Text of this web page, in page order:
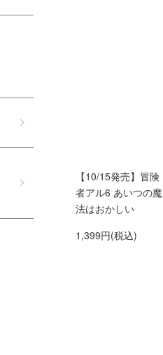
【10/15発売】冒険
者アル6 あいつの魔
法はおかしい
1,399円(税込)